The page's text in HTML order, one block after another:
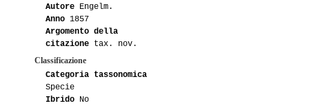
Autore Engelm.
Anno 1857
Argomento della
citazione tax. nov.
Classificazione
Categoria tassonomica
Specie
Ibrido No